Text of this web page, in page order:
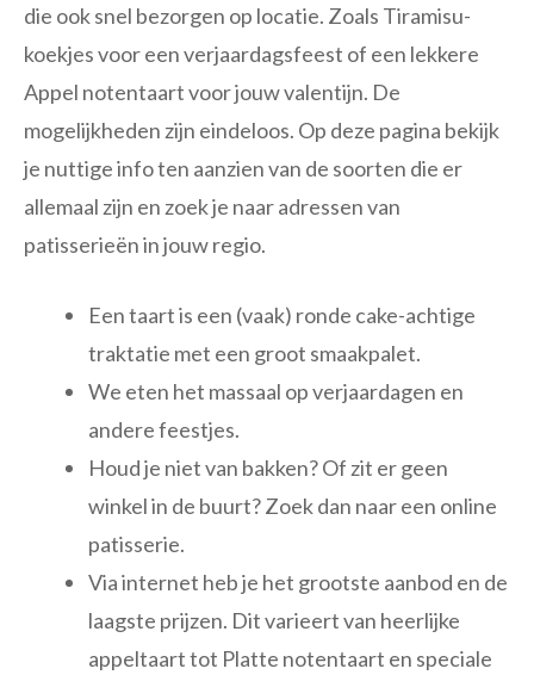
die ook snel bezorgen op locatie. Zoals Tiramisu-
koekjes voor een verjaardagsfeest of een lekkere
Appel notentaart voor jouw valentijn. De
mogelijkheden zijn eindeloos. Op deze pagina bekijk
je nuttige info ten aanzien van de soorten die er
allemaal zijn en zoek je naar adressen van
patisserieën in jouw regio.
Een taart is een (vaak) ronde cake-achtige
traktatie met een groot smaakpalet.
We eten het massaal op verjaardagen en
andere feestjes.
Houd je niet van bakken? Of zit er geen
winkel in de buurt? Zoek dan naar een online
patisserie.
Via internet heb je het grootste aanbod en de
laagste prijzen. Dit varieert van heerlijke
appeltaart tot Platte notentaart en speciale